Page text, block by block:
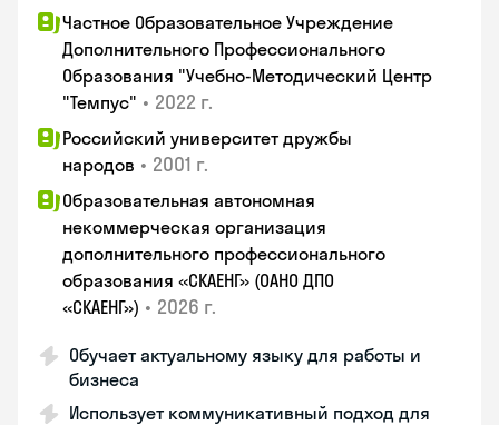
Частное Образовательное Учреждение
Дополнительного Профессионального
Образования "Учебно-Методический Центр
"Темпус" • 2022 г.
Российский университет дружбы
народов • 2001 г.
Образовательная автономная
некоммерческая организация
дополнительного профессионального
образования «СКАЕНГ» (ОАНО ДПО
«СКАЕНГ») • 2026 г.
Обучает актуальному языку для работы и
бизнеса
Использует коммуникативный подход для